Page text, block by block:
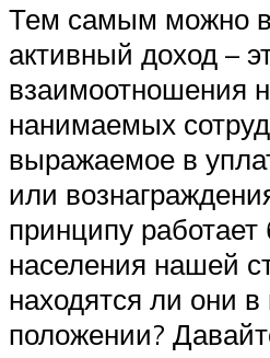
Тем самым можно
активный доход –
взаимоотношения
нанимаемых
выражаемое в
или
принципу
населения нашей
находятся ли они
положении?